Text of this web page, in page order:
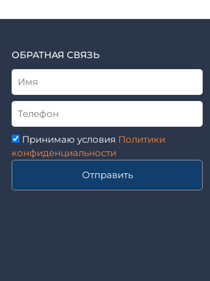
ОБРАТНАЯ СВЯЗЬ
Принимаю условия Политики
конфиденциальности
Отправить